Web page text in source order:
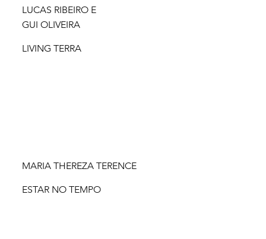
LUCAS RIBEIRO E
GUI OLIVEIRA
LIVING TERRA
MARIA THEREZA TERENCE
ESTAR NO TEMPO